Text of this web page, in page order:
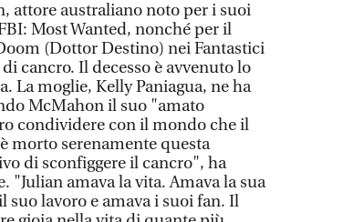
attore australiano noto per i suoi
Most Wanted, nonché per il
(Dottor Destino) nei Fantastici
cancro. Il decesso è avvenuto lo
La moglie, Kelly Paniagua, ne ha
McMahon il suo "amato
condividere con il mondo che il
morto serenamente questa
di sconfiggere il cancro", ha
amava la vita. Amava la sua
suo lavoro e amava i suoi fan. Il